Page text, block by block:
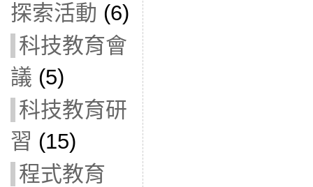
探索活動 (6)
科技教育會
議 (5)
科技教育研
習 (15)
程式教育